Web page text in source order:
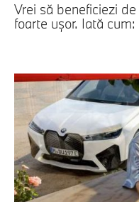
Vrei să beneficiezi
foarte uşor. Iată cum: